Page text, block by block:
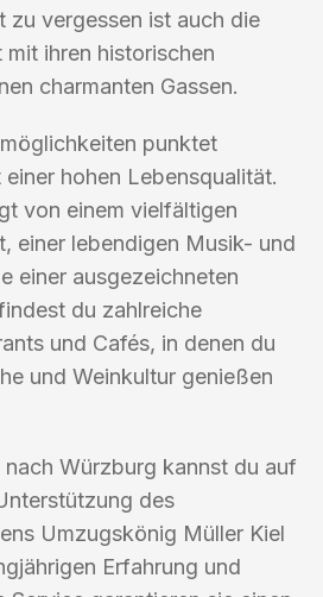
zu vergessen ist auch die
ihren historischen
charmanten Gassen.
punktet
hohen Lebensqualität.
von einem vielfältigen
einer lebendigen Musik- und
einer ausgezeichneten
du zahlreiche
und Cafés, in denen du
und Weinkultur genießen
nach Würzburg kannst du auf
des
Umzugskönig Müller Kiel
Erfahrung und